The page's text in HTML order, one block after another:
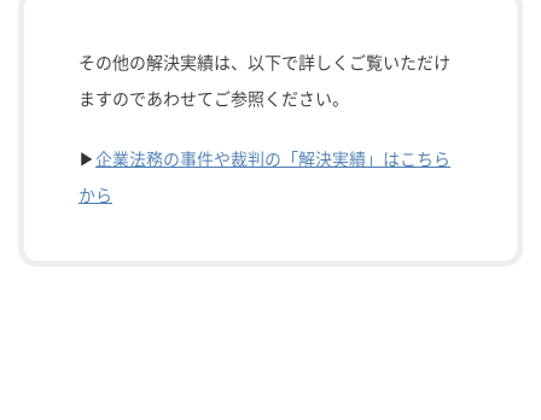
その他の解決実績は、以下で詳しくご覧いただけ
ますのであわせてご参照ください。
▶企業法務の事件や裁判の「解決実績」はこちら
から